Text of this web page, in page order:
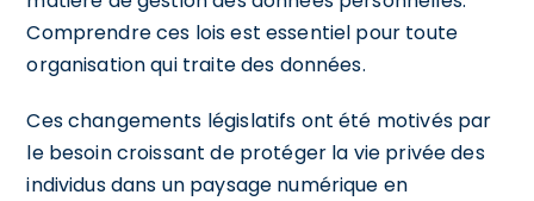
Comprendre ces lois est essentiel pour toute
organisation qui traite des données.
Ces changements législatifs ont été motivés par
le besoin croissant de protéger la vie privée des
individus dans un paysage numérique en